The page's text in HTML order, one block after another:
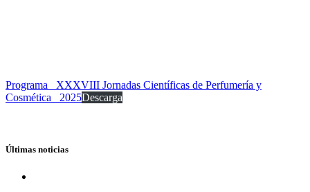
Programa_ XXXVIII Jornadas Científicas de Perfumería y
Cosmética_ 2025Descarga
Últimas noticias